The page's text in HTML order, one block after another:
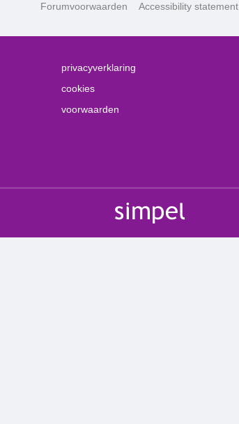
Forumvoorwaarden Accessibility statement
privacyverklaring
cookies
voorwaarden